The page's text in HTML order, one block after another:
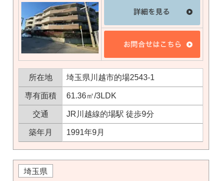
所在地 埼玉県川越市的場2543-1
専有面積 61.36㎡/3LDK
交通 JR川越線的場駅 徒歩9分
築年月 1991年9月
埼玉県